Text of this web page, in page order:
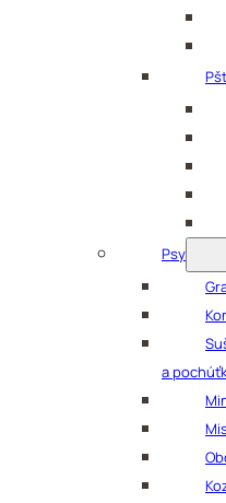
Psy
a